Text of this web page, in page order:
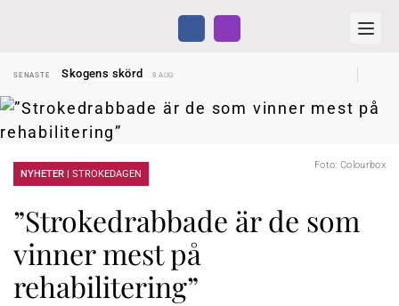
SENASTE
Skogens skörd
8 AUG
SENASTE
Reform för äldre kan bli slag i luften
31 JUL
Kravet: Nu måste 65-årsgränsen bort
SENASTE
Dom öppnar för rätt till garantipension
Hyror rusar ifrån äldres bostadstillägg
Skogens skörd
Foto: Colourbox
NYHETER | STROKEDAGEN
”Strokedrabbade är de som
vinner mest på
rehabilitering”